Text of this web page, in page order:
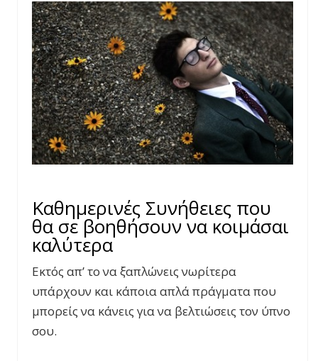
Καθημερινές Συνήθειες που
θα σε βοηθήσουν να κοιμάσαι
καλύτερα
Εκτός απ’ το να ξαπλώνεις νωρίτερα
υπάρχουν και κάποια απλά πράγματα που
μπορείς να κάνεις για να βελτιώσεις τον ύπνο
σου.